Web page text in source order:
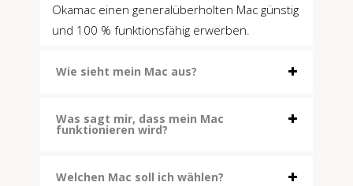
Okamac einen generalüberholten Mac günstig
und 100 % funktionsfähig erwerben.
Wie sieht mein Mac aus?
Was sagt mir, dass mein Mac
funktionieren wird?
Welchen Mac soll ich wählen?